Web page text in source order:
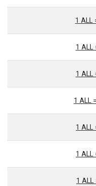
1 ALL
1 ALL
1 ALL
1 ALL
1 ALL
1 ALL
1 ALL